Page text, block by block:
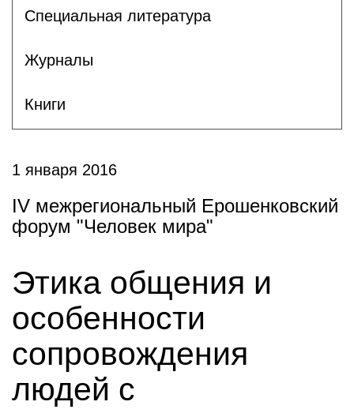
Специальная литература
Журналы
Книги
1 января 2016
IV межрегиональный Ерошенковский
форум "Человек мира"
Этика общения и
особенности
сопровождения
людей с